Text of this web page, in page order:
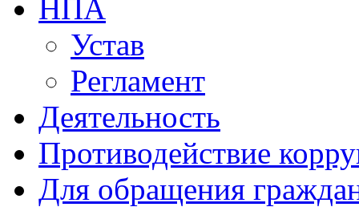
НПА
Устав
Регламент
Деятельность
Противодействие
Для обращения